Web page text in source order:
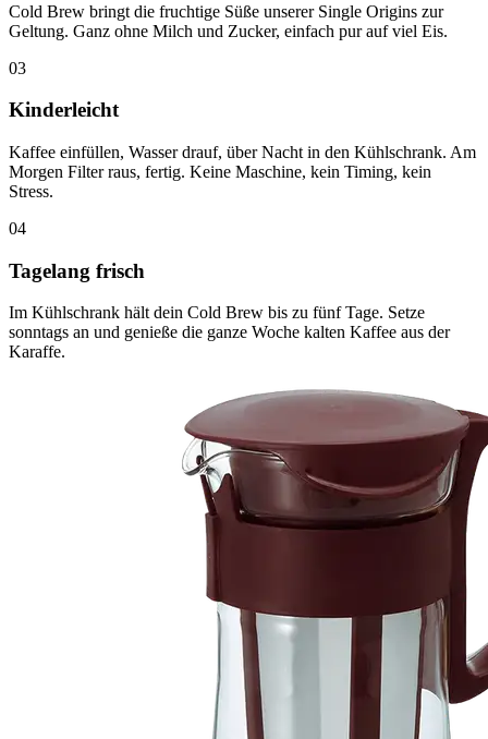
Cold Brew bringt die fruchtige Süße unserer Single Origins zur
Geltung. Ganz ohne Milch und Zucker, einfach pur auf viel Eis.
03
Kinderleicht
Kaffee einfüllen, Wasser drauf, über Nacht in den Kühlschrank. Am
Morgen Filter raus, fertig. Keine Maschine, kein Timing, kein
Stress.
04
Tagelang frisch
Im Kühlschrank hält dein Cold Brew bis zu fünf Tage. Setze
sonntags an und genieße die ganze Woche kalten Kaffee aus der
Karaffe.